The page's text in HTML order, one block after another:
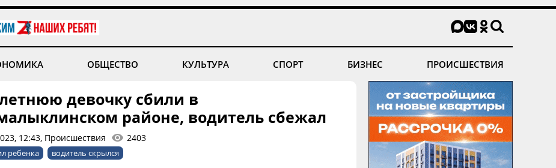
ОБЩЕСТВО КУЛЬТУРА СПОРТ БИЗНЕС ПРОИСШЕСТВИЯ
девочку сбили в
районе, водитель сбежал
12:43, Происшествия 2403
ребенка водитель скрылся